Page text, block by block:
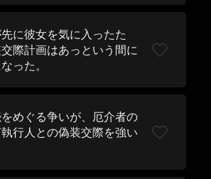
に彼女を気に入ったた
際計画はあっという間に
った。
めぐる争いが、厄介者の
行人との偽装交際を強い